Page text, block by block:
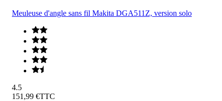
Meuleuse d'angle sans fil Makita DGA511Z, version solo
4.5
151,99 €TTC